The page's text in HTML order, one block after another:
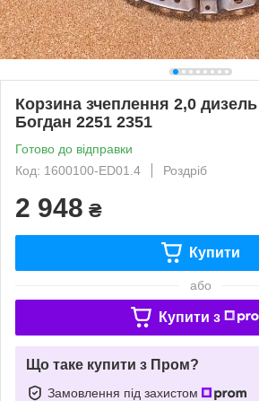
Корзина зчеплення 2,0
Богдан 2251 2351
Готово до відправки
Код: 1600100-ED01.4
Роздріб
2 948 ₴
Купити
або
Купити з
Що таке купити з Пром?
Замовлення під захистом